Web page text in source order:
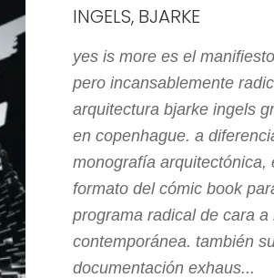
INGELS, BJARKE
yes is more es el
pero incansablemente
arquitectura bjarke ingels
en copenhague. a
monografía arquitectónica,
formato del cómic book
programa radical de cara a
contemporánea. también
documentación exhaus...